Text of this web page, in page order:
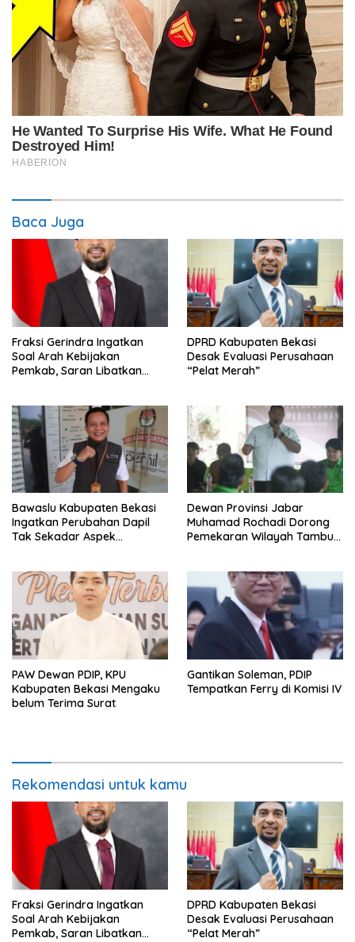
Baca Juga
Fraksi Gerindra Ingatkan
Soal Arah Kebijakan
Pemkab, Saran Libatkan
DPRD Kabupaten Bekasi
Desak Evaluasi Perusahaan
“Pelat Merah”
Bawaslu Kabupaten Bekasi
Ingatkan Perubahan Dapil
Tak Sekadar Aspek
Dewan Provinsi Jabar
Muhamad Rochadi Dorong
Pemekaran Wilayah Tambun
PAW Dewan PDIP, KPU
Kabupaten Bekasi Mengaku
belum Terima Surat
Gantikan Soleman, PDIP
Tempatkan Ferry di Komisi IV
Rekomendasi untuk kamu
Fraksi Gerindra Ingatkan
Soal Arah Kebijakan
Pemkab, Saran Libatkan
DPRD Kabupaten Bekasi
Desak Evaluasi Perusahaan
“Pelat Merah”